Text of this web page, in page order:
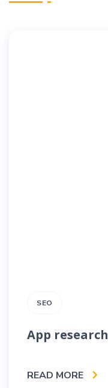
SEO
App research
READ MORE